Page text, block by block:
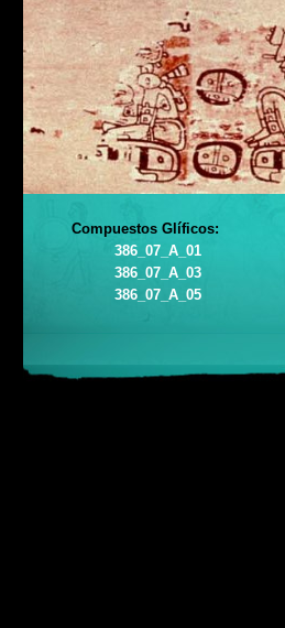
Compuestos Glíficos:
386_07_A_01
386_07_A_03
386_07_A_05